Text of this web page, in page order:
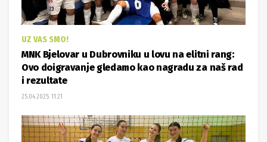
UZ VAS SMO!
MNK Bjelovar u Dubrovniku u lovu na elitni rang:
Ovo doigravanje gledamo kao nagradu za naš rad
i rezultate
25.04.2025. 11:21